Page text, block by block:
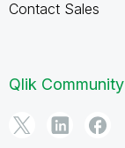
Contact Sales
Qlik Community